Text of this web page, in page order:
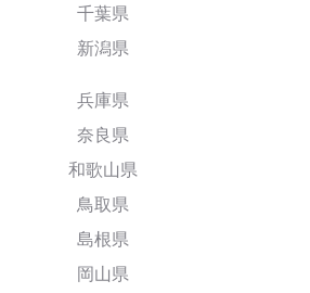
千葉県
新潟県
兵庫県
奈良県
和歌山県
鳥取県
島根県
岡山県